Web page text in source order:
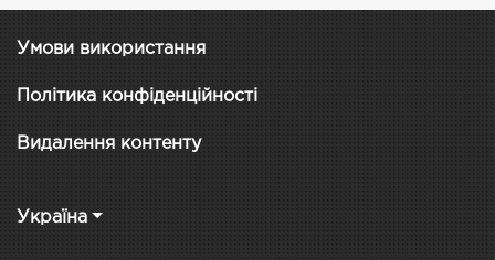
Умови використання
Політика конфіденційності
Видалення контенту
Україна